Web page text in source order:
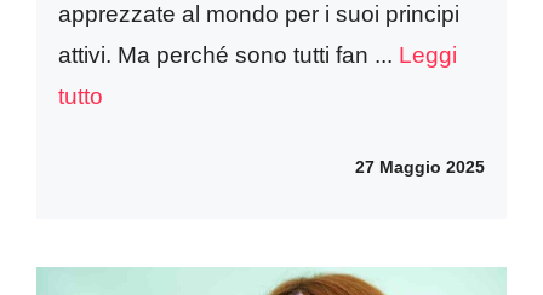
apprezzate al mondo per i suoi principi
attivi. Ma perché sono tutti fan ... Leggi
tutto
27 Maggio 2025